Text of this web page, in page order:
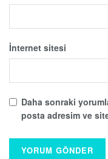
İnternet sitesi
Daha sonraki
posta adresim ve